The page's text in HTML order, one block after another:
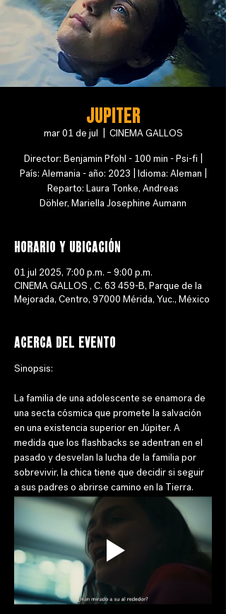
Jupiter
mar 01 de jul
CINEMA GALLOS
Director: Benjamin Pfohl - 100 min - Psi-fi |
País: Alemania - año: 2023 | Idioma: Aleman |
Reparto: Laura Tonke, Andreas
Döhler, Mariella Josephine Aumann
Horario y ubicación
01 jul 2025, 7:00 p.m. – 9:00 p.m.
CINEMA GALLOS , C. 63 459-B, Parque de la
Mejorada, Centro, 97000 Mérida, Yuc., México
Acerca del evento
Sinopsis:
La familia de una adolescente se enamora de
una secta cósmica que promete la salvación
en una existencia superior en Júpiter. A
medida que los flashbacks se adentran en el
pasado y desvelan la lucha de la familia por
sobrevivir, la chica tiene que decidir si seguir
a sus padres o abrirse camino en la Tierra.